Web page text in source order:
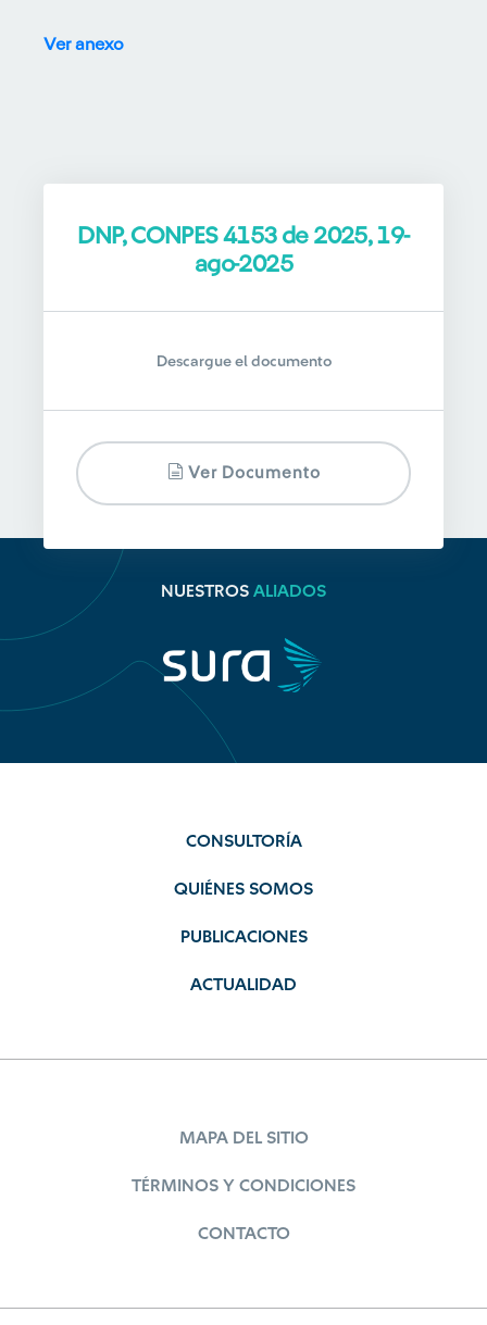
Ver anexo
DNP, CONPES 4153 de 2025, 19-
ago-2025
Descargue el documento
Ver Documento
NUESTROS ALIADOS
CONSULTORÍA
QUIÉNES SOMOS
PUBLICACIONES
ACTUALIDAD
MAPA DEL SITIO
TÉRMINOS Y CONDICIONES
CONTACTO